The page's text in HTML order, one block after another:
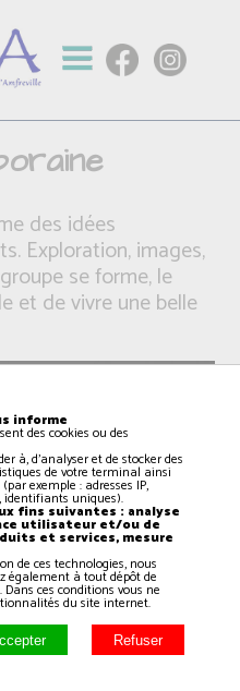
des idées
Exploration, images,
se forme, le
et de vivre une belle
informe
des cookies ou des
à, d'analyser et de stocker des
de votre terminal ainsi
exemple : adresses IP,
identifiants uniques).
fins suivantes : analyse
utilisateur et/ou de
et services, mesure
de ces technologies, nous
également à tout dépôt de
ces conditions vous ne
du site internet.